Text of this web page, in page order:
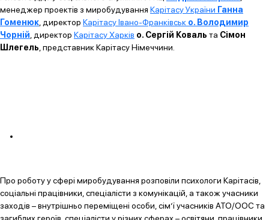
менеджер проектів з миробудування Карітасу України Ганна
Гоменюк , директор Карітасу Івано-Франківськ о. Володимир
Чорній , директор Карітасу Харків о. Сергій Коваль та Сімон
Шлегель , представник Карітасу Німеччини.
Про роботу у сфері миробудування розповіли психологи Карітасів,
соціальні працівники, спеціалісти з комунікацій, а також учасники
заходів – внутрішньо переміщені особи, сім’ї учасників АТО/ООС та